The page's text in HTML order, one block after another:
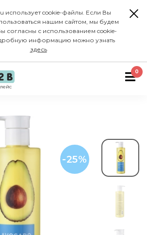
использует cookie-файлы. Если Вы
нашим сайтом, мы будем
согласны с использованием cookie-
информацию можно узнать
здесь
0
-25%